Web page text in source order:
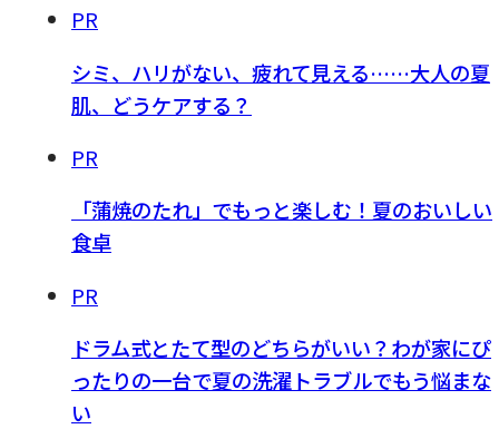
PR
シミ、ハリがない、疲れて見える……大人の夏
肌、どうケアする？
PR
「蒲焼のたれ」でもっと楽しむ！夏のおいしい
食卓
PR
ドラム式とたて型のどちらがいい？わが家にぴ
ったりの一台で夏の洗濯トラブルでもう悩まな
い